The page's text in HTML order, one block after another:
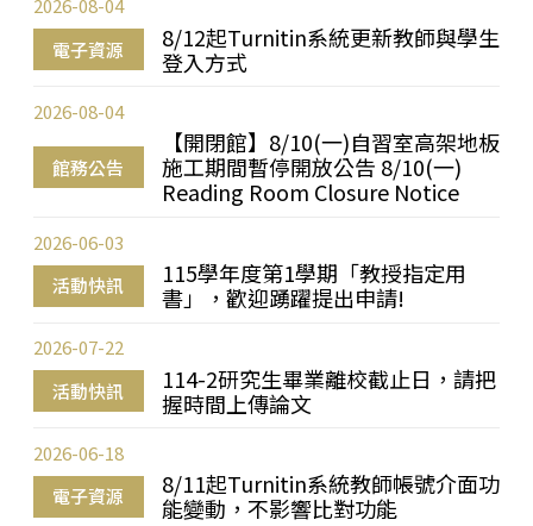
電子資源
8/12起Turnitin系統更新教師與學生
登入方式
2026-08-04
館務公告
【開閉館】8/10(一)自習室高架地板
施工期間暫停開放公告 8/10(一)
Reading Room Closure Notice
2026-08-04
活動快訊
115學年度第1學期「教授指定用
書」，歡迎踴躍提出申請!
2026-06-03
活動快訊
114-2研究生畢業離校截止日，請把
握時間上傳論文
2026-07-22
電子資源
8/11起Turnitin系統教師帳號介面功
能變動，不影響比對功能
2026-06-18